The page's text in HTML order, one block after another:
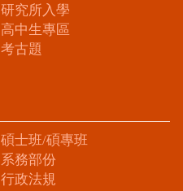
研究所入學
高中生專區
考古題
碩士班/碩專班
系務部份
行政法規